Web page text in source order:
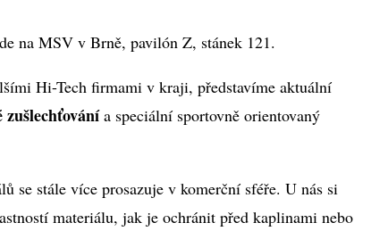
na MSV v Brně, pavilón Z, stánek 121.
Hi-Tech firmami v kraji, představíme aktuální
a speciální sportovně orientovaný
se stále více prosazuje v komerční sféře. U nás si
materiálu, jak je ochránit před kaplinami nebo